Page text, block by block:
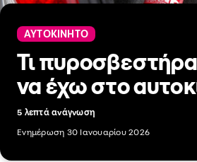
ΑΥΤΟΚΙΝΗΤΟ
Τι
να έχω στο
5 λεπτά ανάγνωση
Ενημέρωση 30 Ιανουαρίου 2026